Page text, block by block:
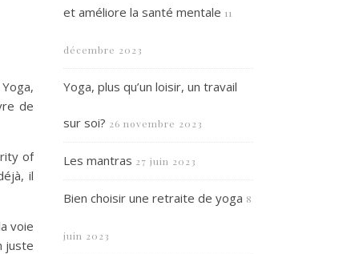
de
of
il
voie
juste
et améliore la santé mentale 11
décembre 2023
Yoga, plus qu’un loisir, un travail
sur soi? 26 novembre 2023
Les mantras 27 juin 2023
Bien choisir une retraite de yoga 8
juin 2023